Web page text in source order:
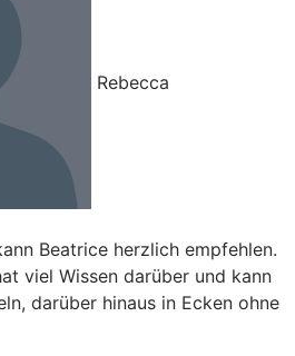
Rebecca
Beatrice herzlich empfehlen.
viel Wissen darüber und kann
darüber hinaus in Ecken ohne